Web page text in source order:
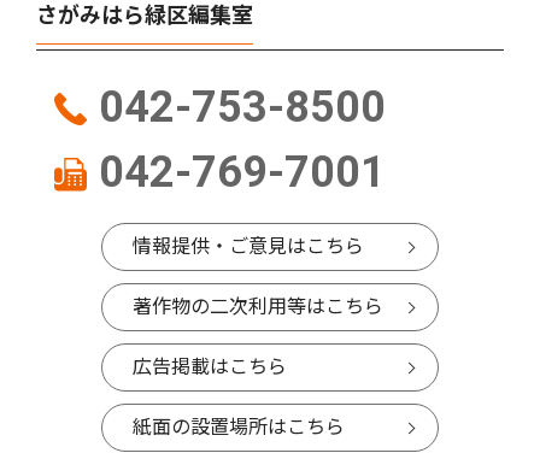
さがみはら緑区編集室
042-753-8500
042-769-7001
情報提供・ご意見はこちら
著作物の二次利用等はこちら
広告掲載はこちら
紙面の設置場所はこちら